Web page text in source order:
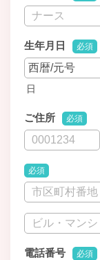
生年月日 必須
日
ご住所 必須
必須
電話番号 必須